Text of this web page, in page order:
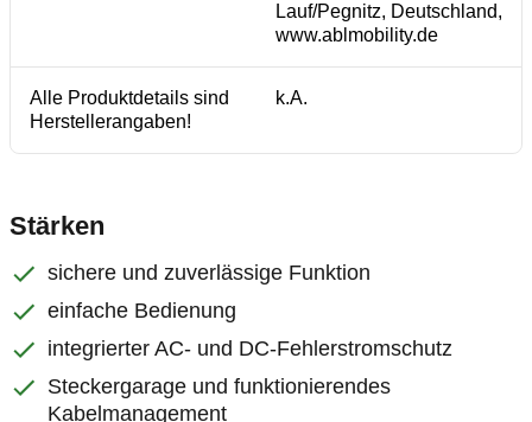
Lauf/Pegnitz, Deutschland,
www.ablmobility.de
Alle Produktdetails sind
Herstellerangaben!
k.A.
Stärken
sichere und zuverlässige Funktion
einfache Bedienung
integrierter AC- und DC-Fehlerstromschutz
Steckergarage und funktionierendes
Kabelmanagement